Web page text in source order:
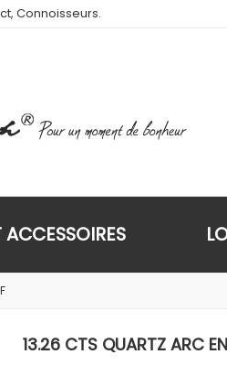
Connoisseurs.
13.26 CTS QUARTZ ARC